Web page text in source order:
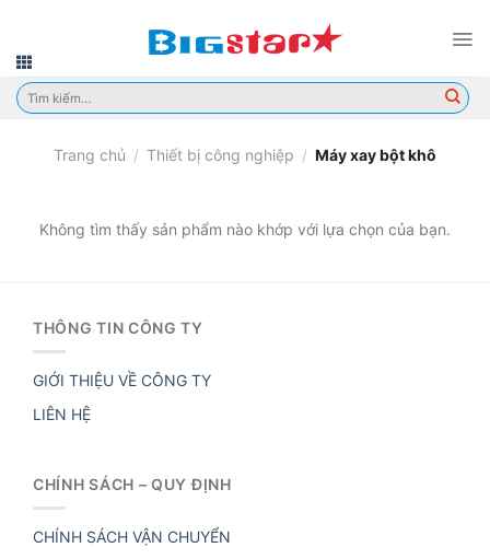
content
Tìm
kiếm:
Trang chủ / Thiết bị công nghiệp / Máy xay bột khô
Không tìm thấy sản phẩm nào khớp với lựa chọn của bạn.
THÔNG TIN CÔNG TY
GIỚI THIỆU VỀ CÔNG TY
LIÊN HỆ
CHÍNH SÁCH – QUY ĐỊNH
CHÍNH SÁCH VẬN CHUYỂN